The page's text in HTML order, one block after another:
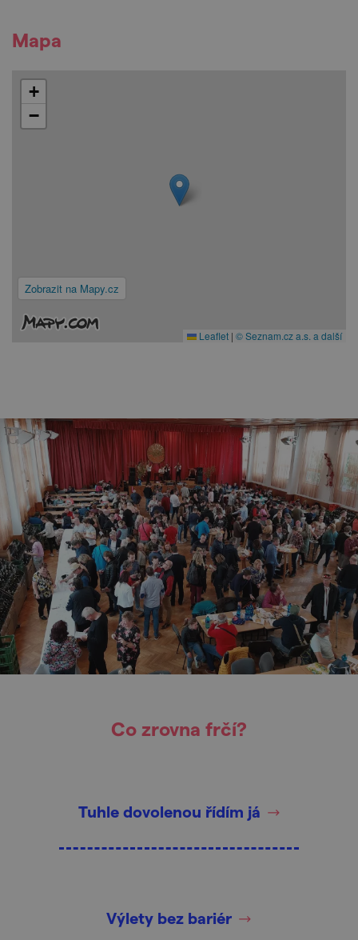
Mapa
Zobrazit na Mapy.cz
+
−
Leaflet | © Seznam.cz a.s. a další
Co zrovna frčí?
Tuhle dovolenou řídím já
Výlety bez bariér